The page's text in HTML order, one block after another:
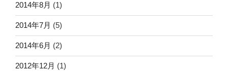
2014年8月 (1)
2014年7月 (5)
2014年6月 (2)
2012年12月 (1)